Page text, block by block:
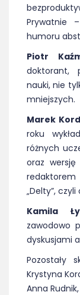
Prywatnie
humoru
Piotr
doktorant,
nauki, nie
mniejszych.
Marek
roku
różnych
oraz
„Delty”, czyli
Kamila
zawodowo
dyskusjami
Pozostały
Krystyna
Anna